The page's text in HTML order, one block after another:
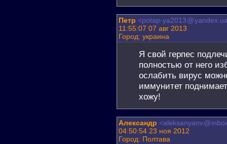
Петр <potap-ya2013@
11:55:07 07 авг 2013
Город: украина
Я свой герпес
полностью от него
ослабить вирус
иммунитет
хожу!
Александр <aleksanyanv@
04:50:54 23 ноя 2012
Город: Полтава